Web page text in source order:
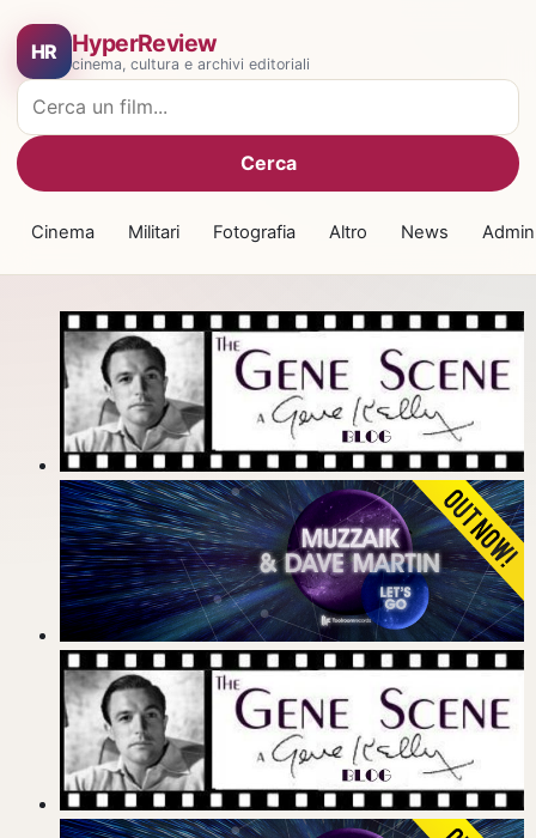
HR HyperReview
cinema, cultura e archivi editoriali
Cerca film
Cerca
Cinema Militari Fotografia Altro News Admin